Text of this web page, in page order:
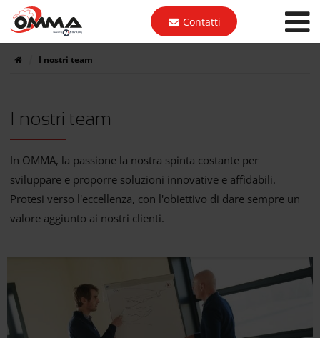
Contatti
I nostri team
I nostri team
In OMMA, la passione la nostra spinta costante per
sviluppare e proporre soluzioni innovative e affidabili.
Protesi verso l'eccellenza, con l'obiettivo di dare sempre un
valore aggiunto ai nostri clienti.